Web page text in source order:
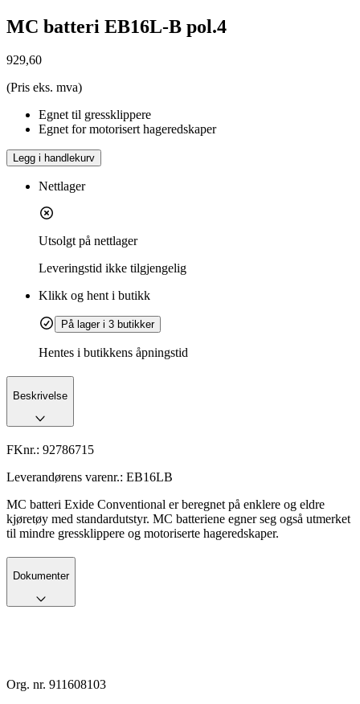
MC batteri EB16L-B pol.4
929,60
(Pris eks. mva)
Egnet til gressklippere
Egnet for motorisert hageredskaper
Legg i handlekurv
Nettlager
Utsolgt på nettlager
Leveringstid ikke tilgjengelig
Klikk og hent i butikk
På lager i 3 butikker
Hentes i butikkens åpningstid
Beskrivelse
FKnr.: 92786715
Leverandørens varenr.: EB16LB
MC batteri Exide Conventional er beregnet på enklere og eldre
kjøretøy med standardutstyr. MC batteriene egner seg også utmerket
til mindre gressklippere og motoriserte hageredskaper.
Dokumenter
Org. nr. 911608103